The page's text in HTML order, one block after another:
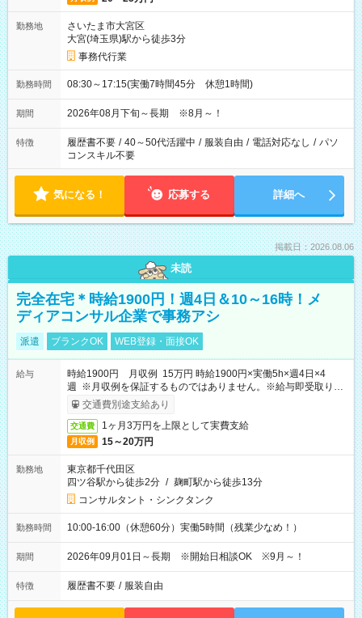
勤務地
さいたま市大宮区
大宮(埼玉県)駅から徒歩3分
事務代行業
勤務時間 08:30～17:15(実働7時間45分 休憩1時間)
期間 2026年08月下旬～長期 ※8月～！
特徴 履歴書不要 / 40～50代活躍中 / 服装自由 / 電話対応なし / パソ
コンスキル不要
気になる！ 応募する 詳細へ
掲載日：2026.08.06
未読
完全在宅＊時給1900円！週4日＆10～16時！メ
ディアコンサル企業で事務アシ
派遣 ブランクOK WEB登録・面接OK
給与
時給1900円 月収例 15万円 時給1900円×実働5h×週4日×4
週 ※月収例を保証するものではありません。※給与即受取りサ
ービス利用可（利用条件有）
交通費別途支給あり
交通費 1ヶ月3万円を上限として実費支給
月収例 15～20万円
勤務地
東京都千代田区
四ツ谷駅から徒歩2分 / 麹町駅から徒歩13分
コンサルタント・シンクタンク
勤務時間 10:00-16:00（休憩60分）実働5時間（残業少なめ！）
期間 2026年09月01日～長期 ※開始日相談OK ※9月～！
特徴 履歴書不要 / 服装自由